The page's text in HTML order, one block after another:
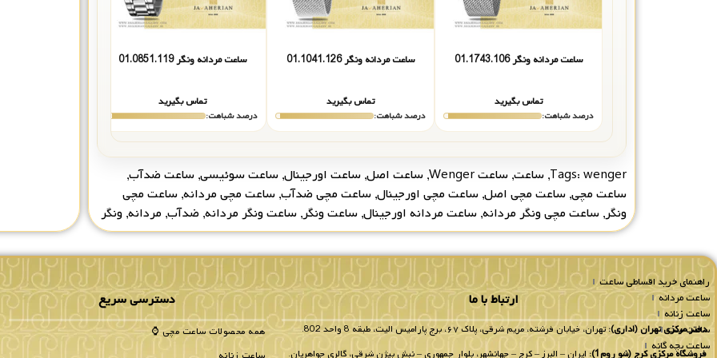
ساعت مردانه ونگر 01.1743.106
تماس بگیرید
درصد شباهت:
ساعت مردانه ونگر 01.1041.126
تماس بگیرید
درصد شباهت:
ساعت مردانه ونگر 01.0851.119
تماس بگیرید
درصد شباهت:
Tags: wenger
, ساعت, ساعت Wenger , ساعت اصل, ساعت اورجینال, ساعت سوئیسی, ساعت ضدآب,
ساعت مچی, ساعت مچی اصل, ساعت مچی اورجینال, ساعت مچی ضدآب, ساعت مچی مردانه, ساعت مچی
ونگر, ساعت مچی ونگر مردانه, ساعت مردانه اورجینال, ساعت ونگر, ساعت ونگر مردانه, ضدآب, مردانه, ونگر
راهنمای خرید اقساطی ساعت
ساعت مردانه
ساعت زنانه
ساعت ست
ساعت بچه گانه
ارتباط با ما
دفتر مرکزی تهران (اداری):تهران، خیابان فرشته، مریم شرقی، پلاک ۶۷، برج پارامیس الیت، طبقه 8 واحد 802.
فروشگاه مرکزی کرج (شو روم1):
ایران – البرز – کرج – جهانشهر، بلوار جمهوری – نبش بیژن شرقی، گالری جواهریان.
دسترسی سریع
همه محصولات ساعت مچی ⌚